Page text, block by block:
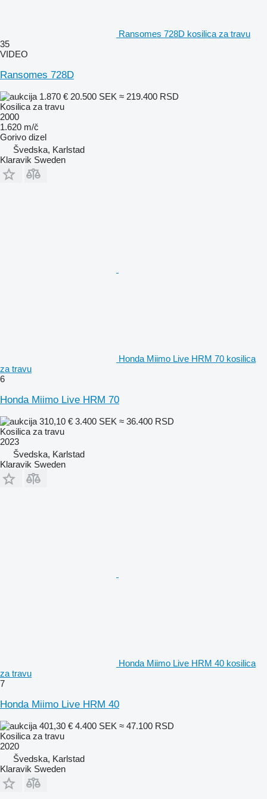
Ransomes 728D kosilica za travu
35
VIDEO
Ransomes 728D
1.870 € 20.500 SEK ≈ 219.400 RSD
Kosilica za travu
2000
1.620 m/č
Gorivo dizel
Švedska, Karlstad
Klaravik Sweden
Honda Miimo Live HRM 70 kosilica
za travu
6
Honda Miimo Live HRM 70
310,10 € 3.400 SEK ≈ 36.400 RSD
Kosilica za travu
2023
Švedska, Karlstad
Klaravik Sweden
Honda Miimo Live HRM 40 kosilica
za travu
7
Honda Miimo Live HRM 40
401,30 € 4.400 SEK ≈ 47.100 RSD
Kosilica za travu
2020
Švedska, Karlstad
Klaravik Sweden